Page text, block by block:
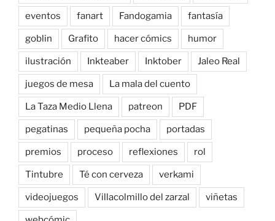
eventos fanart Fandogamia fantasía
goblin Grafito hacer cómics humor
ilustración Inkteaber Inktober Jaleo Real
juegos de mesa La mala del cuento
La Taza Medio Llena patreon PDF
pegatinas pequeña pocha portadas
premios proceso reflexiones rol
Tintubre Té con cerveza verkami
videojuegos Villacolmillo del zarzal viñetas